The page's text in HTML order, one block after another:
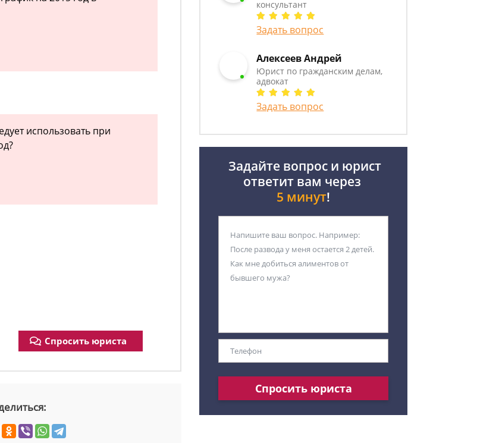
использовать при
Спросить юриста
консультант
Задать вопрос
Алексеев Андрей
Юрист по гражданским делам,
адвокат
Задать вопрос
Задайте вопрос и юрист
ответит вам через
5 минут!
Спросить юриста